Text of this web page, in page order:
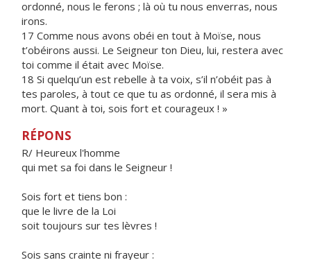
ordonné, nous le ferons ; là où tu nous enverras, nous
irons.
17 Comme nous avons obéi en tout à Moïse, nous
t’obéirons aussi. Le Seigneur ton Dieu, lui, restera avec
toi comme il était avec Moïse.
18 Si quelqu’un est rebelle à ta voix, s’il n’obéit pas à
tes paroles, à tout ce que tu as ordonné, il sera mis à
mort. Quant à toi, sois fort et courageux ! »
RÉPONS
R/ Heureux l'homme
qui met sa foi dans le Seigneur !
Sois fort et tiens bon :
que le livre de la Loi
soit toujours sur tes lèvres !
Sois sans crainte ni frayeur :